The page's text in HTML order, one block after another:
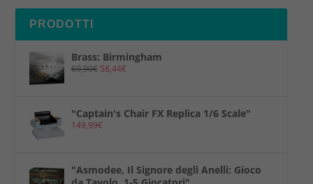
PRODOTTI
Brass: Birmingham
69,90€ 58,44€
"Captain's Chair FX Replica 1/6 Scale"
149,99€
"Asmodee, Il Signore degli Anelli: Gioco